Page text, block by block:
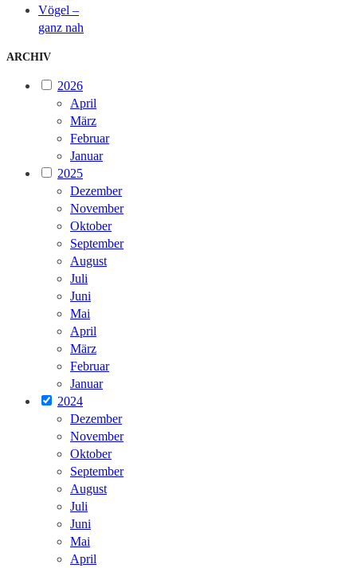
Vögel –
ganz nah
ARCHIV
2026
April
März
Februar
Januar
2025
Dezember
November
Oktober
September
August
Juli
Juni
Mai
April
März
Februar
Januar
2024
Dezember
November
Oktober
September
August
Juli
Juni
Mai
April